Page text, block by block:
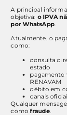
A principal
objetiva: o IPVA
por WhatsApp.
Atualmente, o
como:
consulta
estado
pagamento
RENAVAM
débito em
canais
Qualquer
como fraude.